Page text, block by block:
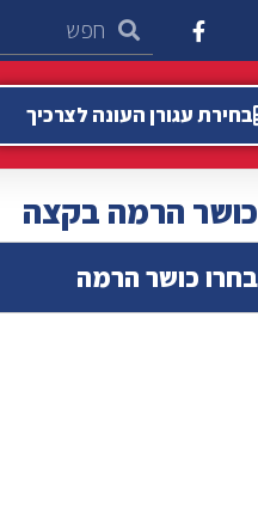
בחירת עגורן העונה לצרכיך
כושר הרמה בקצה